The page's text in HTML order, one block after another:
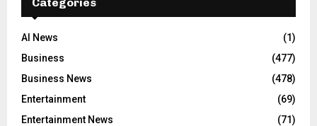
AI News
(1)
Business
(477)
Business News
(478)
Entertainment
(69)
Entertainment News
(71)